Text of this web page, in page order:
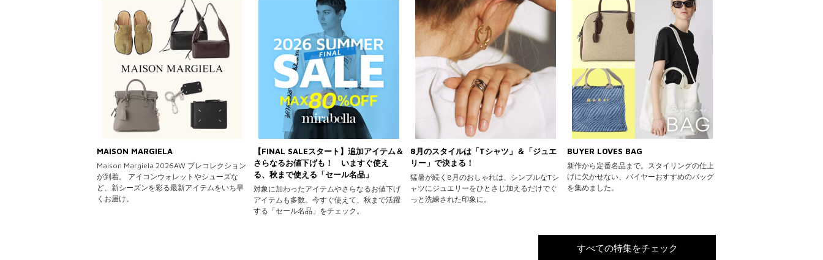
MAISON MARGIELA
Maison Margiela 2026AW プレコレクション
が到着。 アイコンウォレットやシューズな
ど、新シーズンを彩る最新アイテムをいち早
くお届け。
【FINAL SALEスタート】追加アイテム＆
さらなるお値下げも！ いますぐ使え
る、秋まで使える「セール名品」
対象に加わったアイテムやさらなるお値下げ
アイテムも多数。今すぐ使えて、秋まで活躍
する「セール名品」をチェック。
8月のスタイルは「Tシャツ」＆「ジュエ
リー」で決まる！
猛暑が続く8月のおしゃれは、シンプルなTシ
ャツにジュエリーをひとさじ加えるだけでぐ
っと洗練された印象に。
BUYER LOVES BAG
新作から定番名品まで。スタイリングの仕上
げに欠かせない、バイヤーおすすめのバッグ
を集めました。
すべての特集をチェック